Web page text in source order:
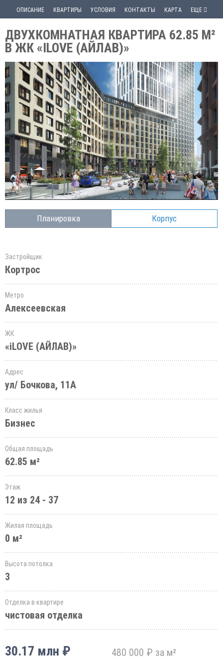
ОПИСАНИЕ КВАРТИРЫ УСЛОВИЯ КОНТАКТЫ КАРТА ЕЩЕ
ДВУХКОМНАТНАЯ КВАРТИРА 62.85 М²
В ЖК «ILOVE (АЙЛАВ)»
Планировка Корпус
Застройщик
Кортрос
Метро
Алексеевская
ЖК
«iLOVE (АЙЛАВ)»
Адрес
ул/ Бочкова, 11А
Класс жилья
Бизнес
Общая площадь
62.85 м²
Этаж
12 из 24 - 37
Жилая площадь
0 м²
Высота потолка
3
Отделка в квартире
чистовая отделка
30.17 млн ₽ 480 000 ₽ за м²